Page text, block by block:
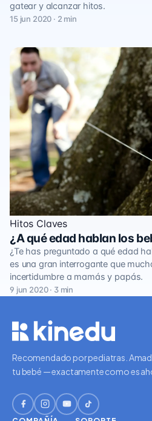
gatear y alcanzar hitos.
15 jun 2020 · 2 min
Hitos Claves
¿A qué edad hablan los
¿Te has preguntado a qué edad
es una gran interrogante que
incertidumbre a mamás y papás.
9 jun 2020 · 3 min
Recomendado por pediatras.
tu bebé — exactamente como es